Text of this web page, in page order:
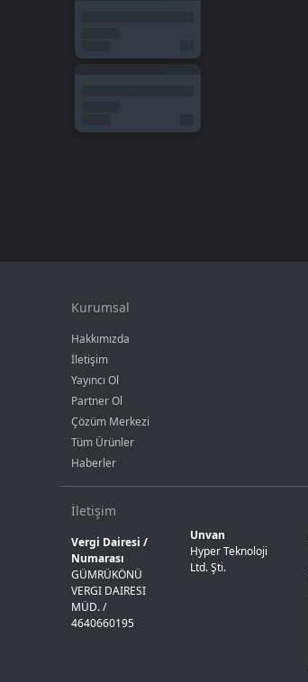
Kurumsal
Hakkımızda
İletişim
Yayıncı Ol
Partner Ol
Çözüm Merkezi
Tüm Ürünler
Haberler
İletişim
Vergi Dairesi /
Numarası
GÜMRÜKÖNÜ
VERGI DAIRESI
MÜD. /
4640660195
Unvan
Hyper Teknoloji
Ltd. Şti.